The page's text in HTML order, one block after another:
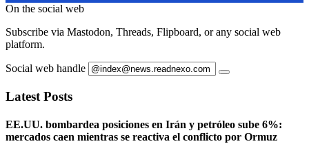
On the social web
Subscribe via Mastodon, Threads, Flipboard, or any social web
platform.
Social web handle
Latest Posts
EE.UU. bombardea posiciones en Irán y petróleo sube 6%:
mercados caen mientras se reactiva el conflicto por Ormuz